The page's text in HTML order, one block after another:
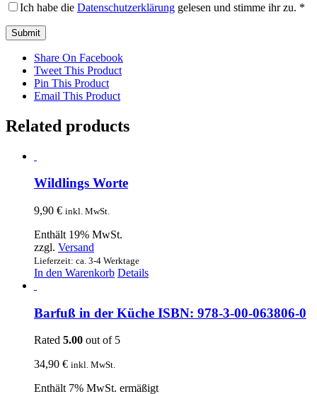
Ich habe die Datenschutzerklärung gelesen und stimme ihr zu. *
Share On Facebook
Tweet This Product
Pin This Product
Email This Product
Related products
Wildlings Worte
9,90 € inkl. MwSt.
Enthält 19% MwSt.
zzgl. Versand
Lieferzeit: ca. 3-4 Werktage
In den Warenkorb Details
Barfuß in der Küche ISBN: 978-3-00-063806-0
Rated 5.00 out of 5
34,90 € inkl. MwSt.
Enthält 7% MwSt. ermäßigt